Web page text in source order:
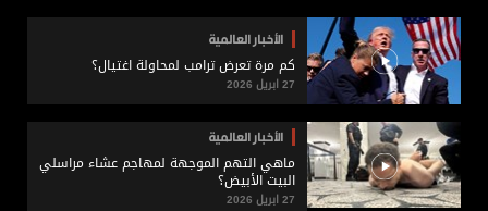
الأخبار العالمية
كم مرة تعرض ترامب لمحاولة اغتيال؟
27 ابريل 2026
الأخبار العالمية
ماهي التهم الموجهة لمهاجم عشاء مراسلي
البيت الأبيض؟
27 ابريل 2026